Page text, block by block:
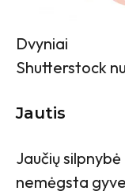
Dvyniai
Shutterstock
Jautis
Jaučių silpnybė
nemėgsta